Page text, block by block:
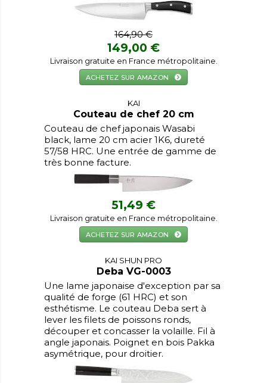
164,90 €
149,00 €
Livraison gratuite en France métropolitaine.
ACHETEZ SUR AMAZON
KAI
Couteau de chef 20 cm
Couteau de chef japonais Wasabi
black, lame 20 cm acier 1K6, dureté
57/58 HRC. Une entrée de gamme de
très bonne facture.
51,49 €
Livraison gratuite en France métropolitaine.
ACHETEZ SUR AMAZON
KAI SHUN PRO
Deba VG-0003
Une lame japonaise d'exception par sa
qualité de forge (61 HRC) et son
esthétisme. Le couteau Deba sert à
lever les filets de poissons ronds,
découper et concasser la volaille. Fil à
angle japonais. Poignet en bois Pakka
asymétrique, pour droitier.